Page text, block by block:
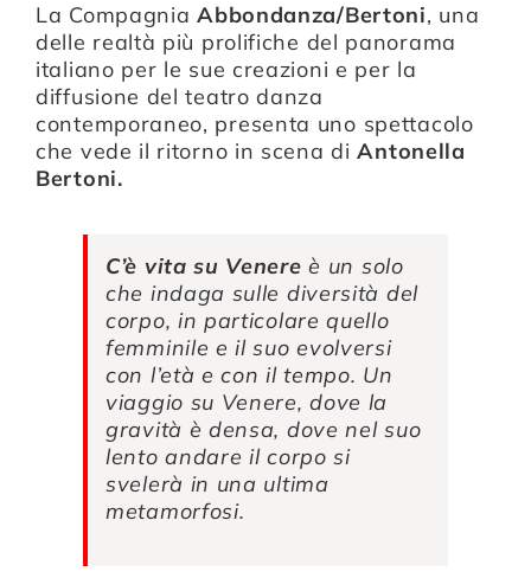
La CompagniaAbbondanza/Bertoni, una
delle realtà più prolifiche del panorama
italiano per le sue creazioni e per la
diffusione del teatro danza
contemporaneo, presenta uno spettacolo
che vede il ritorno in scena diAntonella
Bertoni.
C’è vita su Venere è un solo
che indaga sulle diversità del
corpo, in particolare quello
femminile e il suo evolversi
con l’età e con il tempo. Un
viaggio su Venere, dove la
gravità è densa, dove nel suo
lento andare il corpo si
svelerà in una ultima
metamorfosi.